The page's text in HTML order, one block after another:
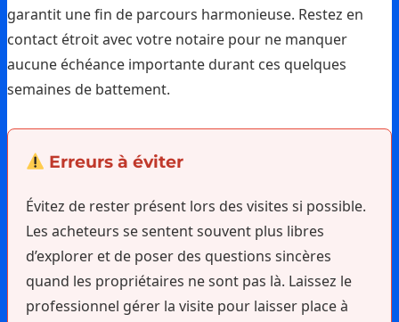
garantit une fin de parcours harmonieuse. Restez en
contact étroit avec votre notaire pour ne manquer
aucune échéance importante durant ces quelques
semaines de battement.
Erreurs à éviter
Évitez de rester présent lors des visites si possible.
Les acheteurs se sentent souvent plus libres
d’explorer et de poser des questions sincères
quand les propriétaires ne sont pas là. Laissez le
professionnel gérer la visite pour laisser place à